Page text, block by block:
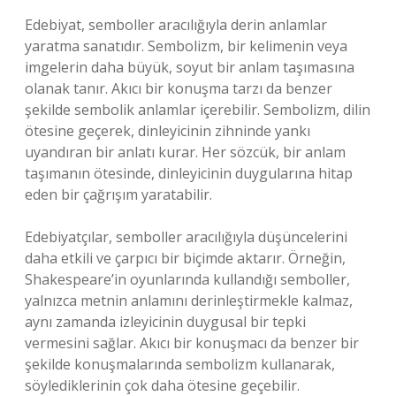
Edebiyat, semboller aracılığıyla derin anlamlar
yaratma sanatıdır. Sembolizm, bir kelimenin veya
imgelerin daha büyük, soyut bir anlam taşımasına
olanak tanır. Akıcı bir konuşma tarzı da benzer
şekilde sembolik anlamlar içerebilir. Sembolizm, dilin
ötesine geçerek, dinleyicinin zihninde yankı
uyandıran bir anlatı kurar. Her sözcük, bir anlam
taşımanın ötesinde, dinleyicinin duygularına hitap
eden bir çağrışım yaratabilir.
Edebiyatçılar, semboller aracılığıyla düşüncelerini
daha etkili ve çarpıcı bir biçimde aktarır. Örneğin,
Shakespeare’in oyunlarında kullandığı semboller,
yalnızca metnin anlamını derinleştirmekle kalmaz,
aynı zamanda izleyicinin duygusal bir tepki
vermesini sağlar. Akıcı bir konuşmacı da benzer bir
şekilde konuşmalarında sembolizm kullanarak,
söylediklerinin çok daha ötesine geçebilir.